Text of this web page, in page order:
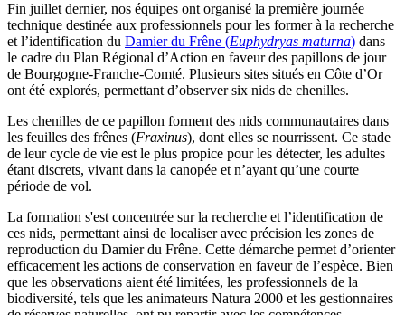
Fin juillet dernier, nos équipes ont organisé la première journée
technique destinée aux professionnels pour les former à la recherche
et l’identification du Damier du Frêne (Euphydryas maturna) dans
le cadre du Plan Régional d’Action en faveur des papillons de jour
de Bourgogne-Franche-Comté. Plusieurs sites situés en Côte d’Or
ont été explorés, permettant d’observer six nids de chenilles.
Les chenilles de ce papillon forment des nids communautaires dans
les feuilles des frênes (Fraxinus), dont elles se nourrissent. Ce stade
de leur cycle de vie est le plus propice pour les détecter, les adultes
étant discrets, vivant dans la canopée et n’ayant qu’une courte
période de vol.
La formation s'est concentrée sur la recherche et l’identification de
ces nids, permettant ainsi de localiser avec précision les zones de
reproduction du Damier du Frêne. Cette démarche permet d’orienter
efficacement les actions de conservation en faveur de l’espèce. Bien
que les observations aient été limitées, les professionnels de la
biodiversité, tels que les animateurs Natura 2000 et les gestionnaires